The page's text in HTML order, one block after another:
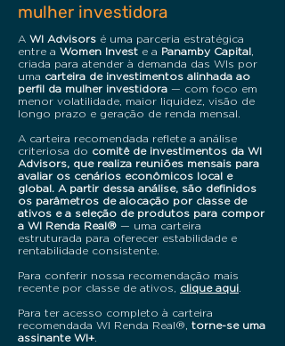
mulher investidora
A WI Advisors é uma parceria estratégica
entre a Women Invest e a Panamby Capital
criada para atender à demanda das WIs por
uma carteira de investimentos alinhada ao
perfil da mulher investidora — com foco em
menor volatilidade, maior liquidez, visão de
longo prazo e geração de renda mensal.
A carteira recomendada reflete a análise
criteriosa do comitê de investimentos da WI
Advisors, que realiza reuniões mensais para
avaliar os cenários econômicos local e
global. A partir dessa análise, são definidos
os parâmetros de alocação por classe de
ativos e a seleção de produtos para compor
a WI Renda Real® — uma carteira
estruturada para oferecer estabilidade e
rentabilidade consistente.
Para conferir nossa recomendação mais
recente por classe de ativos, clique aqui
Para ter acesso completo à carteira
recomendada WI Renda Real®, torne-se uma
assinante WI+